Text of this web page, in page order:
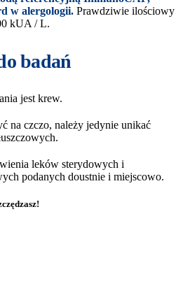
w alergologii. Prawdziwie ilościowy
kUA / L.
badań
jest krew.
na czczo, należy jedynie unikać
leków sterydowych i
podanych doustnie i miejscowo.